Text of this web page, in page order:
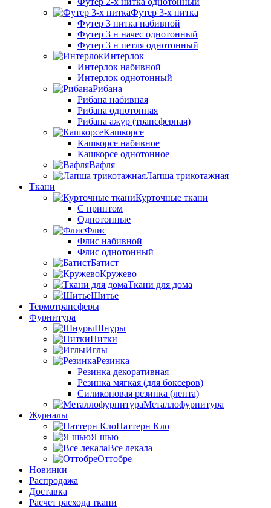
Футер 3-х нитка
Футер 3 нитка набивной
Футер 3 н начес однотонный
Футер 3 н петля однотонный
Интерлок
Интерлок набивной
Интерлок однотонный
Рибана
Рибана набивная
Рибана однотонная
Рибана ажур (трансферная)
Кашкорсе
Кашкорсе набивное
Кашкорсе однотонное
Вафля
Лапша трикотажная
Ткани
Курточные ткани
С принтом
Однотонные
Флис
Флис набивной
Флис однотонный
Батист
Кружево
Ткани для дома
Шитье
Термотрансферы
Фурнитура
Шнуры
Нитки
Иглы
Резинка
Резинка декоративная
Резинка мягкая (для боксеров)
Силиконовая резинка (лента)
Металлофурнитура
Журналы
Паттерн Кло
Я шью
Все лекала
Оттобре
Новинки
Распродажа
Доставка
Расчет расхода ткани